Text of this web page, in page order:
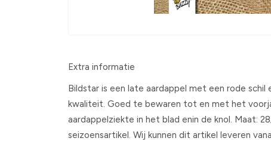
Extra informatie
Bildstar is een late aardappel met een rode schil
kwaliteit. Goed te bewaren tot en met het
aardappelziekte in het blad enin de knol. Maat:
seizoensartikel. Wij kunnen dit artikel leveren